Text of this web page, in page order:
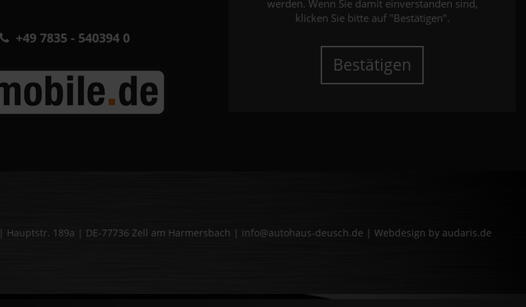
+49 7835 - 540394 0
werden. Wenn Sie damit einverstanden sind,
klicken Sie bitte auf "Bestätigen".
Bestätigen
| Hauptstr. 189a | DE-77736 Zell am Harmersbach | info@autohaus-deusch.de | Webdesign by audaris.de